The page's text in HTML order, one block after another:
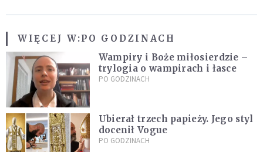
WIĘCEJ W:PO GODZINACH
Wampiry i Boże miłosierdzie –
trylogia o wampirach i łasce
PO GODZINACH
Ubierał trzech papieży. Jego styl
docenił Vogue
PO GODZINACH